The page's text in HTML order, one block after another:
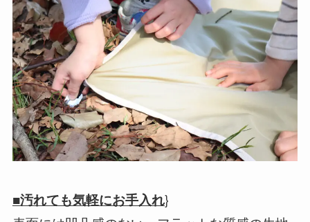
■汚れても気軽にお手入れ}